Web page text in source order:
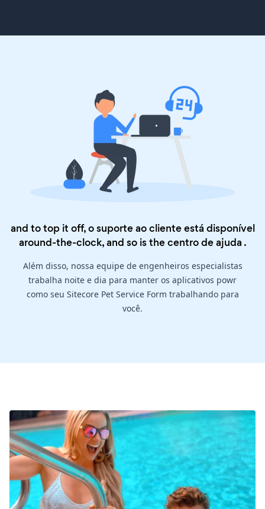
and to top it off, o suporte ao cliente está disponível
around-the-clock, and so is thecentro de ajuda .
Além disso, nossa equipe de engenheiros especialistas
trabalha noite e dia para manter os aplicativos powr
como seu Sitecore Pet Service Form trabalhando para
você.